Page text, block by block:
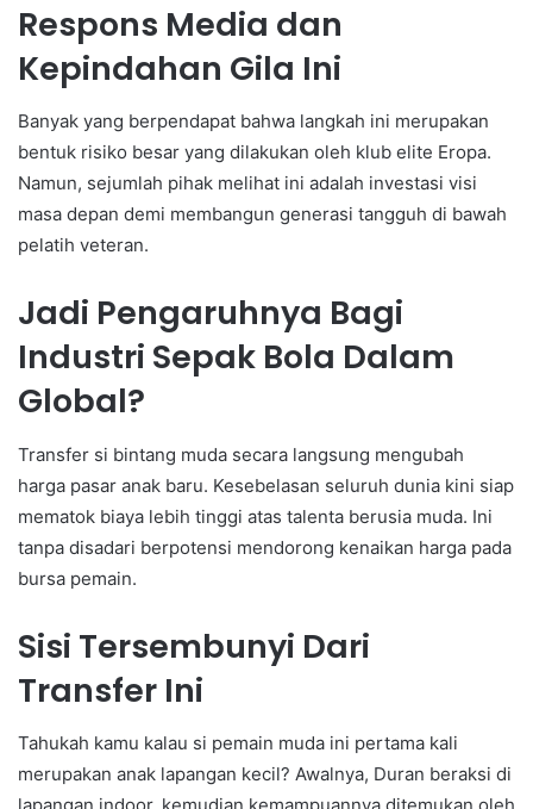
Respons Media dan
Kepindahan Gila Ini
Banyak yang berpendapat bahwa langkah ini merupakan
bentuk risiko besar yang dilakukan oleh klub elite Eropa.
Namun, sejumlah pihak melihat ini adalah investasi visi
masa depan demi membangun generasi tangguh di bawah
pelatih veteran.
Jadi Pengaruhnya Bagi
Industri Sepak Bola Dalam
Global?
Transfer si bintang muda secara langsung mengubah
harga pasar anak baru. Kesebelasan seluruh dunia kini siap
mematok biaya lebih tinggi atas talenta berusia muda. Ini
tanpa disadari berpotensi mendorong kenaikan harga pada
bursa pemain.
Sisi Tersembunyi Dari
Transfer Ini
Tahukah kamu kalau si pemain muda ini pertama kali
merupakan anak lapangan kecil? Awalnya, Duran beraksi di